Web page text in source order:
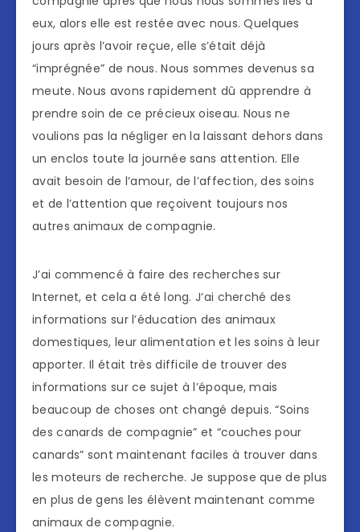
eux, alors elle est restée avec nous. Quelques
jours après l’avoir reçue, elle s’était déjà
“imprégnée” de nous. Nous sommes devenus sa
meute. Nous avons rapidement dû apprendre à
prendre soin de ce précieux oiseau. Nous ne
voulions pas la négliger en la laissant dehors dans
un enclos toute la journée sans attention. Elle
avait besoin de l’amour, de l’affection, des soins
et de l’attention que reçoivent toujours nos
autres animaux de compagnie.
J’ai commencé à faire des recherches sur
Internet, et cela a été long. J’ai cherché des
informations sur l’éducation des animaux
domestiques, leur alimentation et les soins à leur
apporter. Il était très difficile de trouver des
informations sur ce sujet à l’époque, mais
beaucoup de choses ont changé depuis. “Soins
des canards de compagnie” et “couches pour
canards” sont maintenant faciles à trouver dans
les moteurs de recherche. Je suppose que de plus
en plus de gens les élèvent maintenant comme
animaux de compagnie.